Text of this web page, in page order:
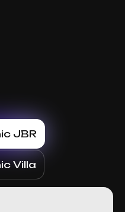
JBR
Villa